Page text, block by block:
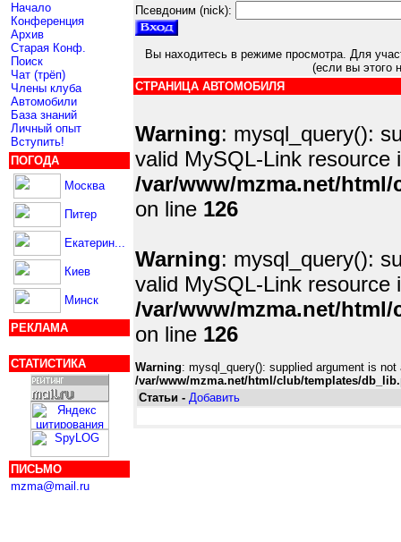
Начало
Конференция
Архив
Старая Конф.
Поиск
Чат (трёп)
Члены клуба
Автомобили
База знаний
Личный опыт
Вступить!
ПОГОДА
Москва
Питер
Екатерин...
Киев
Минск
РЕКЛАМА
СТАТИСТИКА
ПИСЬМО
mzma@mail.ru
Псевдоним (nick):
Вы находитесь в режиме просмотра. Для
(если вы этого
СТРАНИЦА АВТОМОБИЛЯ
Warning: mysql_query():
valid MySQL-Link resource
/var/www/mzma.net/
on line 126
Warning: mysql_query():
valid MySQL-Link resource
/var/www/mzma.net/
on line 126
Warning: mysql_query(): supplied argument is
/var/www/mzma.net/html/club/templates/
Статьи - Добавить